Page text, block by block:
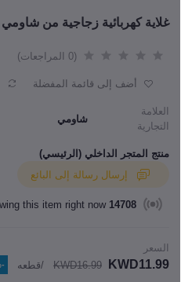
غلاية كهربائية زجاجية من شاومي
(0 المراجعات)
أضف إلى قائمة المفضلة
العلامة
التجارية
شاومي
منتج المتجر الداخلي (الرئيسي)
12356
السعر
KWD11.99
KWD16.99 /قطعه -29%